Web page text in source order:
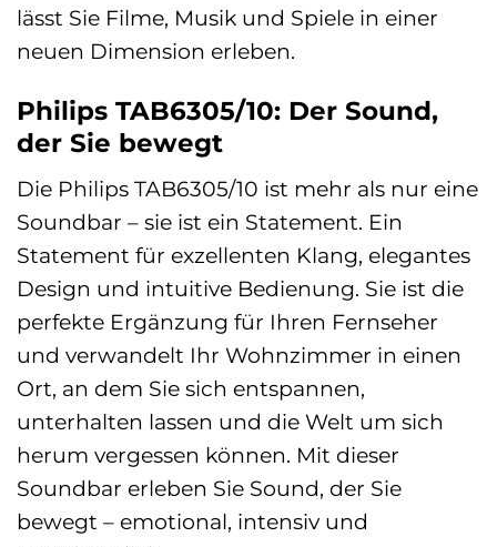
lässt Sie Filme, Musik und Spiele in einer
neuen Dimension erleben.
Philips TAB6305/10: Der Sound,
der Sie bewegt
Die Philips TAB6305/10 ist mehr als nur eine
Soundbar – sie ist ein Statement. Ein
Statement für exzellenten Klang, elegantes
Design und intuitive Bedienung. Sie ist die
perfekte Ergänzung für Ihren Fernseher
und verwandelt Ihr Wohnzimmer in einen
Ort, an dem Sie sich entspannen,
unterhalten lassen und die Welt um sich
herum vergessen können. Mit dieser
Soundbar erleben Sie Sound, der Sie
bewegt – emotional, intensiv und